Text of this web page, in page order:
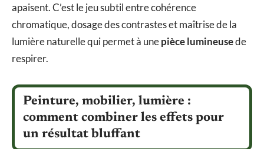
apaisent. C’est le jeu subtil entre cohérence
chromatique, dosage des contrastes et maîtrise de la
lumière naturelle qui permet à unepièce lumineusede
respirer.
Peinture, mobilier, lumière :
comment combiner les effets pour
un résultat bluffant